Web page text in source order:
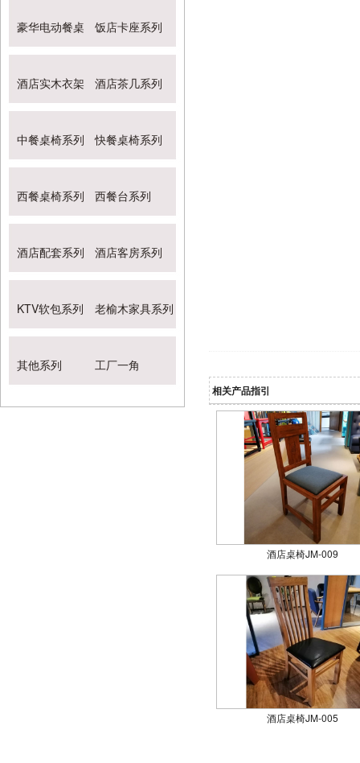
豪华电动餐桌 饭店卡座系列
酒店实木衣架 酒店茶几系列
中餐桌椅系列 快餐桌椅系列
西餐桌椅系列 西餐台系列
酒店配套系列 酒店客房系列
KTV软包系列 老榆木家具系列
其他系列 工厂一角
相关产品指引
酒店桌椅JM-009
酒店桌椅JM-005